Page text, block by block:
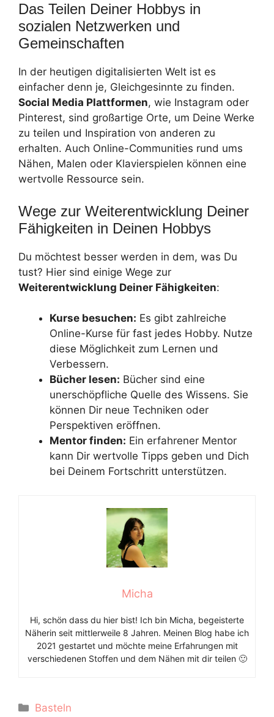
Das Teilen Deiner Hobbys in
sozialen Netzwerken und
Gemeinschaften
In der heutigen digitalisierten Welt ist es
einfacher denn je, Gleichgesinnte zu finden.
Social Media Plattformen, wie Instagram oder
Pinterest, sind großartige Orte, um Deine Werke
zu teilen und Inspiration von anderen zu
erhalten. Auch Online-Communities rund ums
Nähen, Malen oder Klavierspielen können eine
wertvolle Ressource sein.
Wege zur Weiterentwicklung Deiner
Fähigkeiten in Deinen Hobbys
Du möchtest besser werden in dem, was Du
tust? Hier sind einige Wege zur
Weiterentwicklung Deiner Fähigkeiten:
Kurse besuchen: Es gibt zahlreiche
Online-Kurse für fast jedes Hobby. Nutze
diese Möglichkeit zum Lernen und
Verbessern.
Bücher lesen: Bücher sind eine
unerschöpfliche Quelle des Wissens. Sie
können Dir neue Techniken oder
Perspektiven eröffnen.
Mentor finden: Ein erfahrener Mentor
kann Dir wertvolle Tipps geben und Dich
bei Deinem Fortschritt unterstützen.
Micha
Hi, schön dass du hier bist! Ich bin Micha, begeisterte
Näherin seit mittlerweile 8 Jahren. Meinen Blog habe ich
2021 gestartet und möchte meine Erfahrungen mit
verschiedenen Stoffen und dem Nähen mit dir teilen 🙂
Kategorien
Basteln